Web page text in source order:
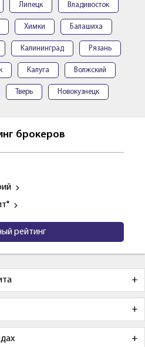
Липецк Владивосток
Химки Балашиха
Калининград Рязань
Калуга Волжский
Тверь Новокузнецк
брокеров
рейтинг